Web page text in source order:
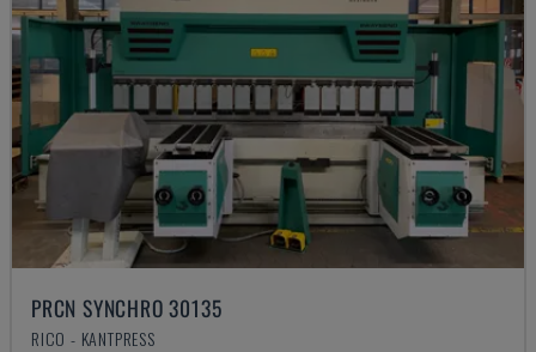
PRCN SYNCHRO 30135
RICO - KANTPRESS